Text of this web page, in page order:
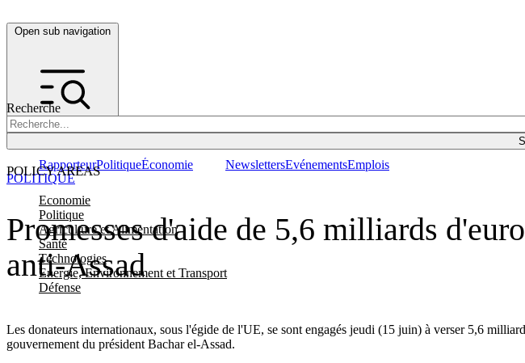
Open sub navigation
Recherche
POLICY AREAS
Economie
Politique
Agriculture et Alimentation
Santé
Technologies
Energie, Environnement et Transport
Défense
RapporteurPolitiqueÉconomie NewslettersEvénementsEmplois
Promesses d'aide de 5,6 milliards
anti-Assad
Les donateurs internationaux, sous l'égide de l'UE, se sont engagés jeudi (15 juin) à verser 5,6
gouvernement du président Bachar el-Assad.
POLITIQUE